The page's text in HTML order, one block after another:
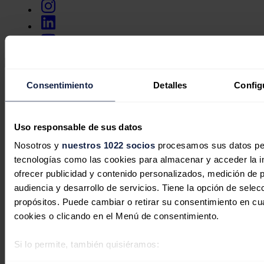
Consentimiento Detalles
Uso responsable de sus datos
Nosotros y nuestros 1022 sociosprocesamos sus datos
tecnologías como las cookies para almacenar y acceder la
ofrecer publicidad y contenido personalizados, medición de
audiencia y desarrollo de servicios. Tiene la opción de
propósitos. Puede cambiar o retirar su consentimiento en
cookies o clicando en el Menú de consentimiento.
Si lo permite, también quisiéramos:
Secciones
Política energética
Mercados
Petróleo & Gas
Videopodcast
NET ZERO
Movilidad
Almacenamiento
Startups & Innovación
Top 10